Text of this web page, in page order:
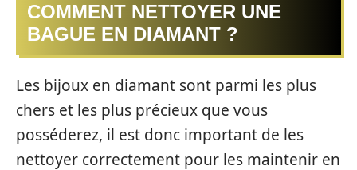
COMMENT NETTOYER UNE
BAGUE EN DIAMANT ?
Les bijoux en diamant sont parmi les plus
chers et les plus précieux que vous
posséderez, il est donc important de les
nettoyer correctement pour les maintenir en